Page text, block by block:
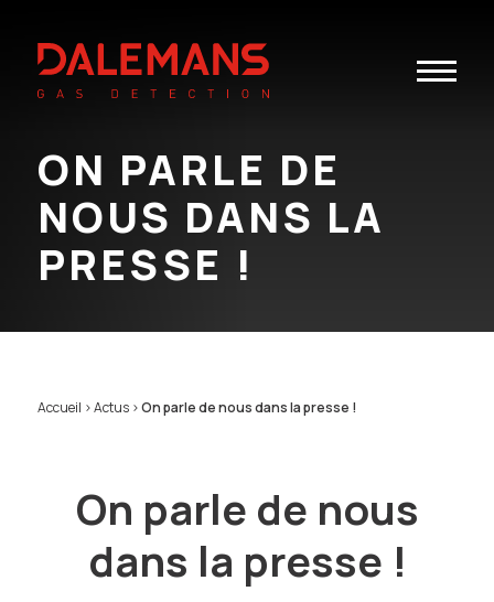
Toggle
ON PARLE DE
NOUS DANS LA
PRESSE !
Accueil >Actus >On parle de nous dans la presse !
On parle de nous
dans la presse !